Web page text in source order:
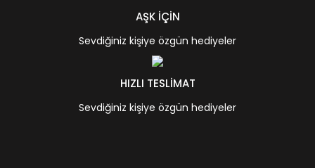
AŞK İÇİN
Sevdiğiniz kişiye özgün hediyeler
HIZLI TESLİMAT
Sevdiğiniz kişiye özgün hediyeler